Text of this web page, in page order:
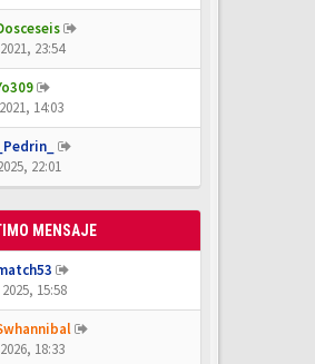
23:54
14:03
_Pedrin_
22:01
MENSAJE
15:58
18:33